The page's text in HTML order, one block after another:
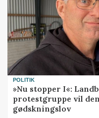
POLITIK
»Nu stopper I«:
protestgruppe vil
gødskningslov